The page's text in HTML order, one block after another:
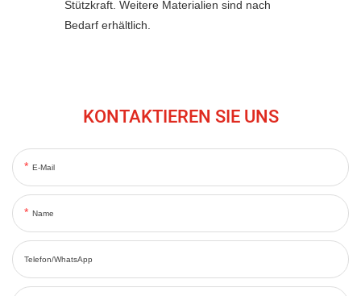
Stützkraft. Weitere Materialien sind nach
Bedarf erhältlich.
KONTAKTIEREN SIE UNS
E-Mail
Name
Telefon/WhatsApp